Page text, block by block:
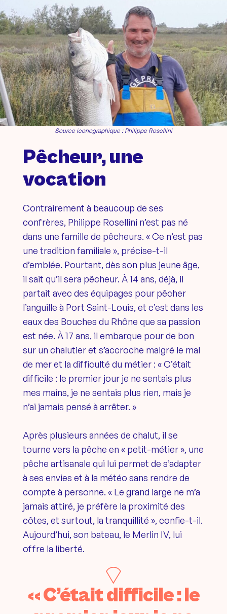
Source iconographique : Philippe Rosellini
Pêcheur, une
vocation
Contrairement à beaucoup de ses
confrères, Philippe Rosellini n’est pas né
dans une famille de pêcheurs. « Ce n’est pas
une tradition familiale », précise-t-il
d’emblée. Pourtant, dès son plus jeune âge,
il sait qu’il sera pêcheur. À 14 ans, déjà, il
partait avec des équipages pour pêcher
l’anguille à Port Saint-Louis, et c’est dans les
eaux des Bouches du Rhône que sa passion
est née. À 17 ans, il embarque pour de bon
sur un chalutier et s’accroche malgré le mal
de mer et la difficulté du métier : « C’était
difficile : le premier jour je ne sentais plus
mes mains, je ne sentais plus rien, mais je
n’ai jamais pensé à arrêter. »
Après plusieurs années de chalut, il se
tourne vers la pêche en « petit-métier », une
pêche artisanale qui lui permet de s’adapter
à ses envies et à la météo sans rendre de
compte à personne. « Le grand large ne m’a
jamais attiré, je préfère la proximité des
côtes, et surtout, la tranquillité », confie-t-il.
Aujourd’hui, son bateau, le Merlin IV, lui
offre la liberté.
« C’était difficile : le